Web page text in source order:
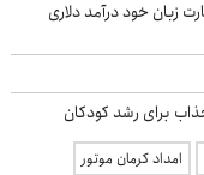
زبان خود درآمد دلاری
برای رشد کودکان
امداد کرمان موتور